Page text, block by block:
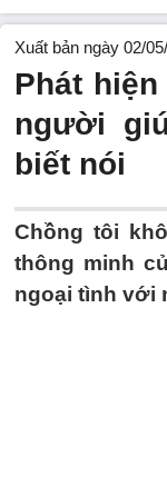
Xuất bản ngày 02/
Phát
người
biết nói
Chồng tôi
thông minh
ngoại tình với